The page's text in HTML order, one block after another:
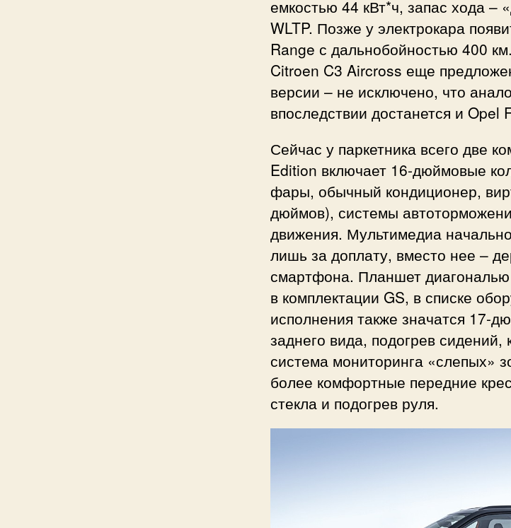
емкостью 44 кВт*ч, запас хода –
WLTP. Позже у электрокара
Range с дальнобойностью 400
Citroen C3 Aircross еще
версии – не исключено, что
впоследствии достанется и Opel
Сейчас у паркетника всего две
Edition включает 16-дюймовые
фары, обычный кондиционер,
дюймов), системы
движения. Мультимедиа
лишь за доплату, вместо нее –
смартфона. Планшет
в комплектации GS, в списке
исполнения также значатся 17-
заднего вида, подогрев сидений,
система мониторинга «слепых»
более комфортные передние
стекла и подогрев руля.